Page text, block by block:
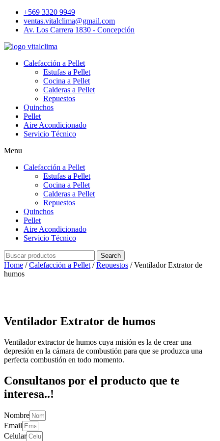
+569 3320 9949
ventas.vitalclima@gmail.com
Av. Los Carrera 1830 - Concepción
Calefacción a Pellet
Estufas a Pellet
Cocina a Pellet
Calderas a Pellet
Repuestos
Quinchos
Pellet
Aire Acondicionado
Servicio Técnico
Menu
Calefacción a Pellet
Estufas a Pellet
Cocina a Pellet
Calderas a Pellet
Repuestos
Quinchos
Pellet
Aire Acondicionado
Servicio Técnico
Search
Home /Calefacción a Pellet /Repuestos / Ventilador Extrator de
humos
Ventilador Extrator de humos
Ventilador extractor de humos cuya misión es la de crear una
depresión en la cámara de combustión para que se produzca una
perfecta combustión en todo momento.
Consultanos por el producto que te
interesa..!
Nombre
Email
Celular